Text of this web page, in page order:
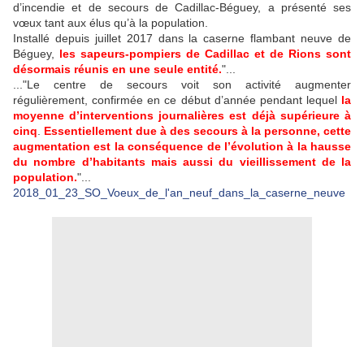
d’incendie et de secours de Cadillac-Béguey, a présenté ses
vœux tant aux élus qu’à la population.
Installé depuis juillet 2017 dans la caserne flambant neuve de
Béguey, les sapeurs-pompiers de Cadillac et de Rions sont
désormais réunis en une seule entité."...
..."Le centre de secours voit son activité augmenter
régulièrement, confirmée en ce début d’année pendant lequel la
moyenne d’interventions journalières est déjà supérieure à
cinq
Essentiellement due à des secours à la personne, cette
augmentation est la conséquence de l’évolution à la hausse
du nombre d’habitants mais aussi du vieillissement de la
population."...
2018_01_23_SO_Voeux_de_l'an_neuf_dans_la_caserne_neuve